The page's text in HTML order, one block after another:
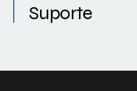
Suporte